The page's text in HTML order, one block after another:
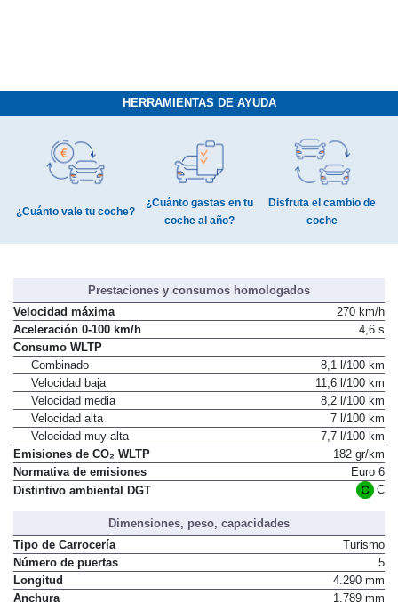
HERRAMIENTAS DE AYUDA
¿Cuánto gastas en tu
Disfruta el cambio de
Prestaciones y consumos homologados
Velocidad máxima
270 km/h
Aceleración 0-100 km/h
Consumo WLTP
Combinado
8,1 l/100 km
Velocidad baja
11,6 l/100 km
Velocidad media
8,2 l/100 km
Velocidad alta
7 l/100 km
Velocidad muy alta
7,7 l/100 km
Emisiones de CO₂ WLTP
182 gr/km
Normativa de emisiones
Euro 6
Dimensiones, peso, capacidades
Tipo de Carrocería
Turismo
Número de puertas
5
Longitud
4.290 mm